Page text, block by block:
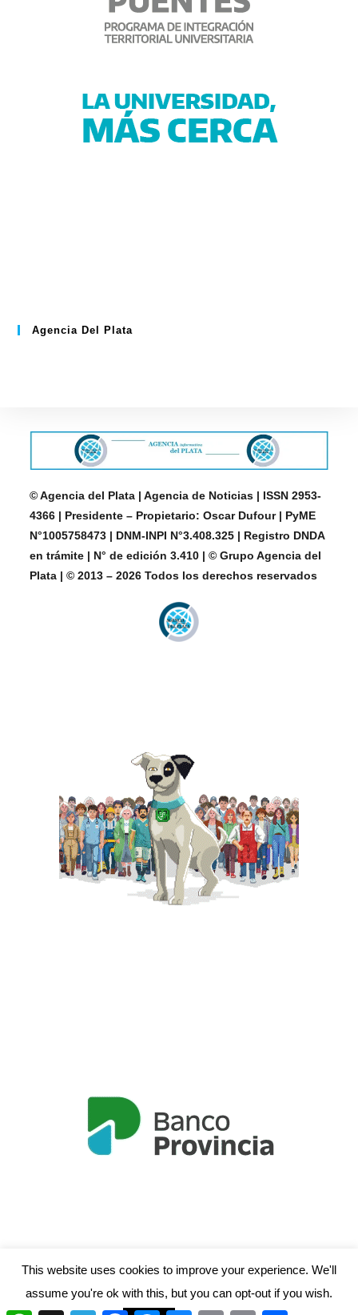
Agencia Del Plata
© Agencia del Plata | Agencia de Noticias | ISSN 2953-
4366 | Presidente – Propietario: Oscar Dufour | PyME
N°1005758473 | DNM-INPI N°3.408.325 | Registro DNDA
en trámite | N° de edición 3.410 | © Grupo Agencia del
Plata | © 2013 – 2026 Todos los derechos reservados
This website uses cookies to improve your experience. We'll
assume you're ok with this, but you can opt-out if you wish.